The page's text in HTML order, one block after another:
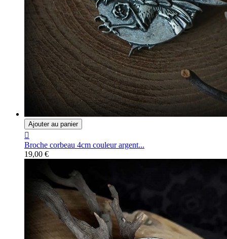
Ajouter au panier

Broche corbeau 4cm couleur argent...
19,00 €